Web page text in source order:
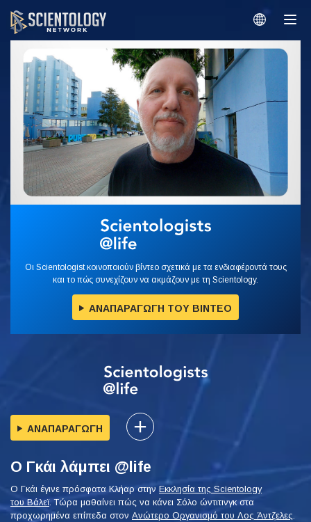
Οι Scientologist κοινοποιούν βίντεο σχετικά με τα ενδιαφέροντά τους
και το πώς συνεχίζουν να ακμάζουν με τη Scientology.
ΑΝΑΠΑΡΑΓΩΓΗ ΤΟΥ ΒΙΝΤΕΟ
ΑΝΑΠΑΡΑΓΩΓΗ
Ο Γκάι λάμπει @life
Ο Γκάι έγινε πρόσφατα Κλήαρ στην Εκκλησία της Scientology
του Βάλεϊ. Τώρα μαθαίνει πώς να κάνει Σόλο ώντιτινγκ στα
προχωρημένα επίπεδα στον Ανώτερο Οργανισμό του Λος Άντζελες.